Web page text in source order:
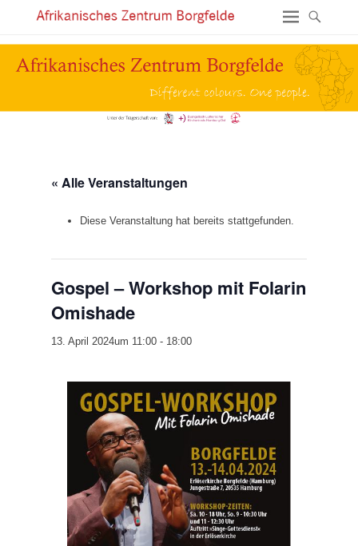
« Alle Veranstaltungen
Diese Veranstaltung hat bereits stattgefunden.
Gospel – Workshop mit Folarin
Omishade
13. April 2024um 11:00 - 18:00